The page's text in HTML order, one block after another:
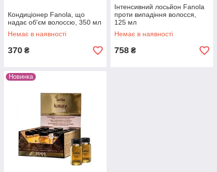
Кондиціонер Fanola, що
надає об'єм волоссю, 350 мл
Немає в наявності
370 ₴
Інтенсивний лосьйон Fanola
проти випадіння волосся,
125 мл
Немає в наявності
758 ₴
Новинка